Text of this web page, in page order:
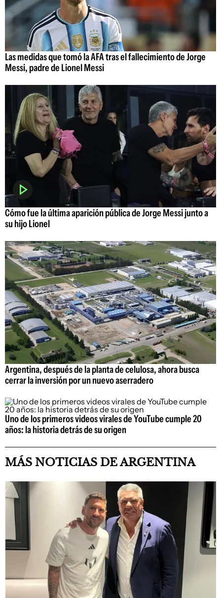
Las medidas que tomó la AFA tras el fallecimiento de Jorge
Messi, padre de Lionel Messi
Cómo fue la última aparición pública de Jorge Messi junto a
su hijo Lionel
Argentina, después de la planta de celulosa, ahora busca
cerrar la inversión por un nuevo aserradero
Uno de los primeros videos virales de YouTube cumple 20
años: la historia detrás de su origen
MÁS NOTICIAS DE ARGENTINA